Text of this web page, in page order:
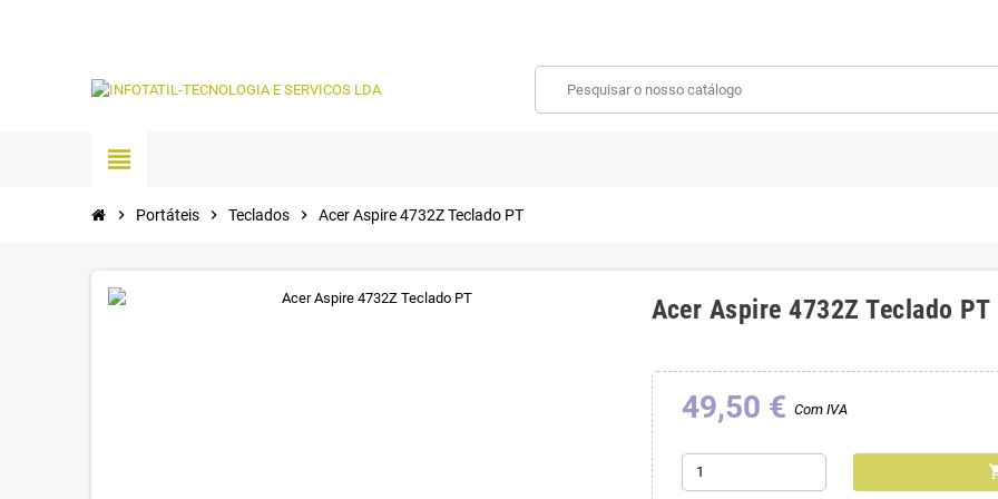
view_headline
chevron_right Portáteis chevron_right Teclados chevron_right Acer Aspire 4732Z Teclado PT
Acer Aspire 4732Z Teclado PT
49,50 € Com IVA